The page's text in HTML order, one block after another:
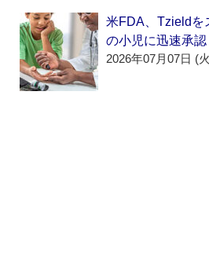
米FDA、Tzieldを
の小児に迅速承認
2026年07月07日 (